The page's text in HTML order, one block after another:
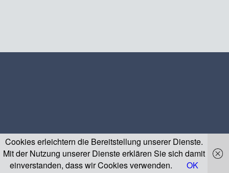
Cookies erleichtern die Bereitstellung unserer Dienste.
Mit der Nutzung unserer Dienste erklären Sie sich damit
einverstanden, dass wir Cookies verwenden.
OK